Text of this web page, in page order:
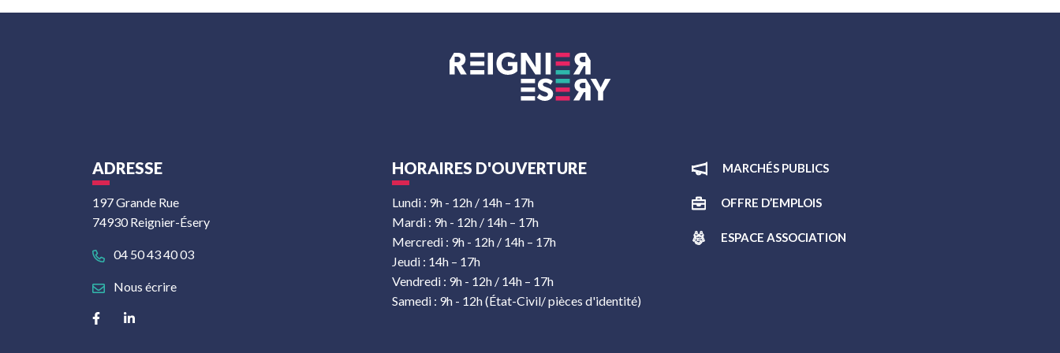
ADRESSE
197 Grande Rue
74930 Reignier-Ésery
04 50 43 40 03
Nous écrire
Lien vers le compte Facebook
Lien vers le compte Linkedin
HORAIRES D'OUVERTURE
Lundi : 9h - 12h / 14h – 17h
Mardi : 9h - 12h / 14h – 17h
Mercredi : 9h - 12h / 14h – 17h
Jeudi : 14h – 17h
Vendredi : 9h - 12h / 14h – 17h
Samedi : 9h - 12h (État-Civil/ pièces d'identité)
MARCHÉS PUBLICS
OFFRE D’EMPLOIS
ESPACE ASSOCIATION